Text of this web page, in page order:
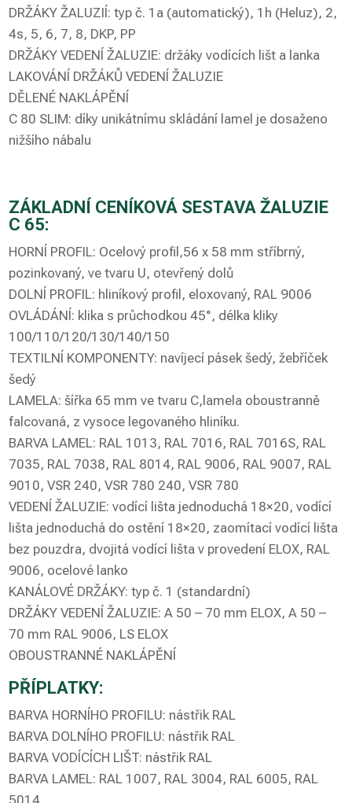
DRŽÁKY ŽALUZIÍ: typ č. 1a (automatický), 1h (Heluz), 2,
4s, 5, 6, 7, 8, DKP, PP
DRŽÁKY VEDENÍ ŽALUZIE: držáky vodících lišt a lanka
LAKOVÁNÍ DRŽÁKŮ VEDENÍ ŽALUZIE
DĚLENÉ NAKLÁPĚNÍ
C 80 SLIM: díky unikátnímu skládání lamel je dosaženo
nižšího nábalu
ZÁKLADNÍ CENÍKOVÁ SESTAVA ŽALUZIE
C 65:
HORNÍ PROFIL: Ocelový profil,56 x 58 mm stříbrný,
pozinkovaný, ve tvaru U, otevřený dolů
DOLNÍ PROFIL: hliníkový profil, eloxovaný, RAL 9006
OVLÁDÁNÍ: klika s průchodkou 45°, délka kliky
100/110/120/130/140/150
TEXTILNÍ KOMPONENTY: navíjecí pásek šedý, žebříček
šedý
LAMELA: šířka 65 mm ve tvaru C,lamela oboustranně
falcovaná, z vysoce legovaného hliníku.
BARVA LAMEL: RAL 1013, RAL 7016, RAL 7016S, RAL
7035, RAL 7038, RAL 8014, RAL 9006, RAL 9007, RAL
9010, VSR 240, VSR 780 240, VSR 780
VEDENÍ ŽALUZIE: vodící lišta jednoduchá 18×20, vodící
lišta jednoduchá do ostění 18×20, zaomítací vodící lišta
bez pouzdra, dvojitá vodící lišta v provedení ELOX, RAL
9006, ocelové lanko
KANÁLOVÉ DRŽÁKY: typ č. 1 (standardní)
DRŽÁKY VEDENÍ ŽALUZIE: A 50 – 70 mm ELOX, A 50 –
70 mm RAL 9006, LS ELOX
OBOUSTRANNÉ NAKLÁPĚNÍ
PŘÍPLATKY:
BARVA HORNÍHO PROFILU: nástřik RAL
BARVA DOLNÍHO PROFILU: nástřik RAL
BARVA VODÍCÍCH LIŠT: nástřik RAL
BARVA LAMEL: RAL 1007, RAL 3004, RAL 6005, RAL
5014